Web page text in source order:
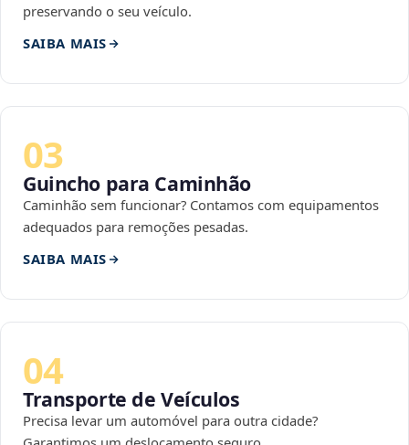
preservando o seu veículo.
SAIBA MAIS
03
Guincho para Caminhão
Caminhão sem funcionar? Contamos com equipamentos
adequados para remoções pesadas.
SAIBA MAIS
04
Transporte de Veículos
Precisa levar um automóvel para outra cidade?